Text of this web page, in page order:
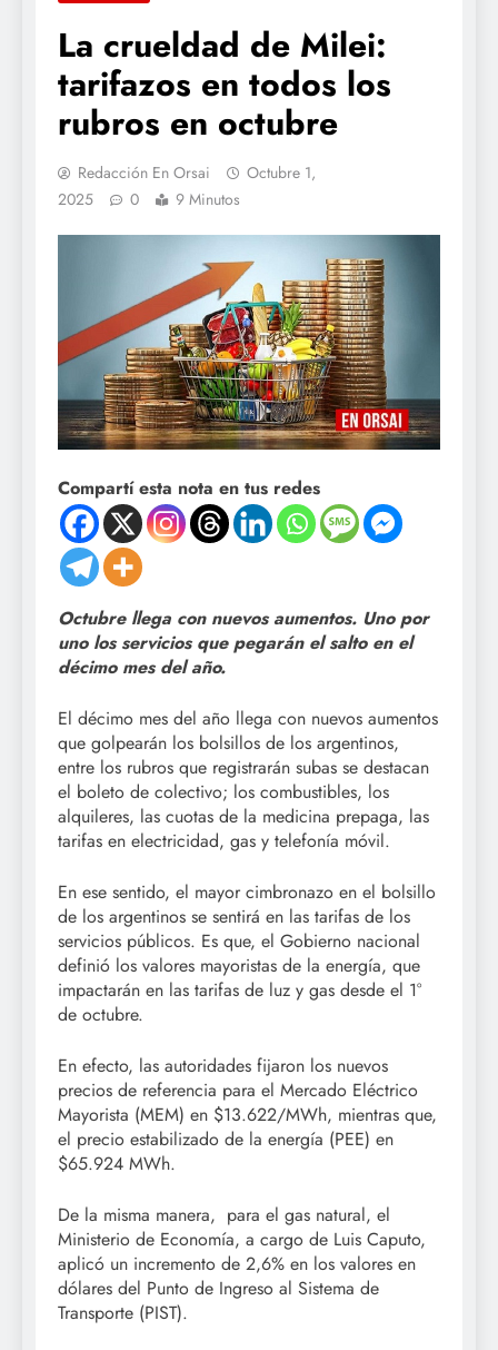
La crueldad de Milei:
tarifazos en todos los
rubros en octubre
Redacción En Orsai
Octubre 1,
2025
0 9 Minutos
Compartí esta nota en tus redes
Octubre llega con nuevos aumentos. Uno por
uno los servicios que pegarán el salto en el
décimo mes del año.
El décimo mes del año llega con nuevos aumentos
que golpearán los bolsillos de los argentinos,
entre los rubros que registrarán subas se destacan
el boleto de colectivo; los combustibles, los
alquileres, las cuotas de la medicina prepaga, las
tarifas en electricidad, gas y telefonía móvil.
En ese sentido, el mayor cimbronazo en el bolsillo
de los argentinos se sentirá en las tarifas de los
servicios públicos. Es que, el Gobierno nacional
definió los valores mayoristas de la energía, que
impactarán en las tarifas de luz y gas desde el 1°
de octubre.
En efecto, las autoridades fijaron los nuevos
precios de referencia para el Mercado Eléctrico
Mayorista (MEM) en $13.622/MWh, mientras que,
el precio estabilizado de la energía (PEE) en
$65.924 MWh.
De la misma manera, para el gas natural, el
Ministerio de Economía, a cargo de Luis Caputo,
aplicó un incremento de 2,6% en los valores en
dólares del Punto de Ingreso al Sistema de
Transporte (PIST).